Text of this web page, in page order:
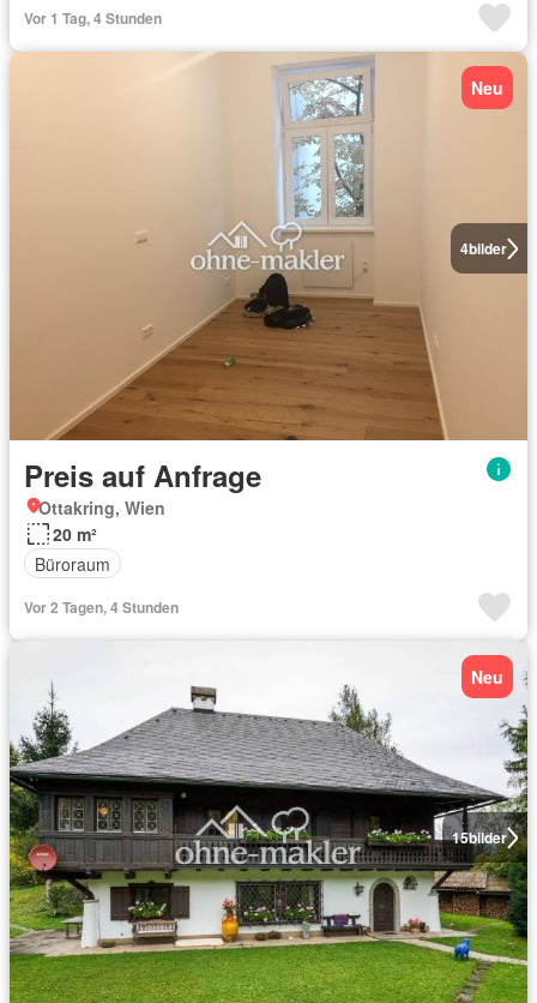
Vor 1 Tag, 4 Stunden
4bilder
Neu
Preis auf Anfrage
Ottakring, Wien
20 m²
Büroraum
Vor 2 Tagen, 4 Stunden
15bilder
Neu